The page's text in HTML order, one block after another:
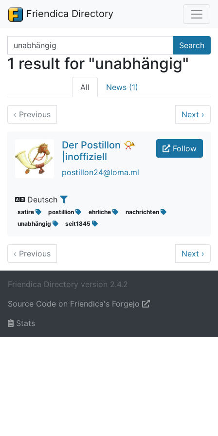
Friendica Directory
Search terms Search
1 result for "unabhängig"
All News (1)
‹ Previous Next ›
Follow
Der Postillon 📯
|inoffiziell
postillon24@loma.ml
Deutsch
satire postillion ehrliche
nachrichten
unabhängig
seit1845
‹ Previous Next ›
Friendica Directory version 2.4.2
Source Code on Friendica's Forgejo
Stats